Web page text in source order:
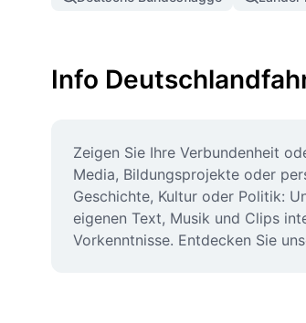
Info
Zeigen Sie Ihre Verbundenheit
Media, Bildungsprojekte oder
Geschichte, Kultur oder Politik:
eigenen Text, Musik und Clips
Vorkenntnisse. Entdecken Sie